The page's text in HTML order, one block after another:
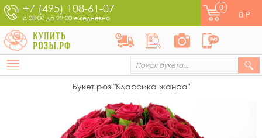
+7 (495) 108-61-07
с 08:00 до 22:00 ежедневно
0
0 Р
Букет роз "Классика жанра"